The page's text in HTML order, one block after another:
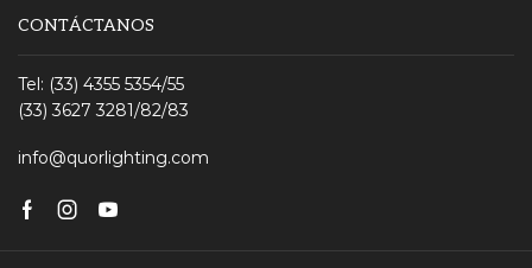
CONTÁCTANOS
Tel: (33) 4355 5354/55
(33) 3627 3281/82/83
info@quorlighting.com
Facebook
Instagram
Youtube